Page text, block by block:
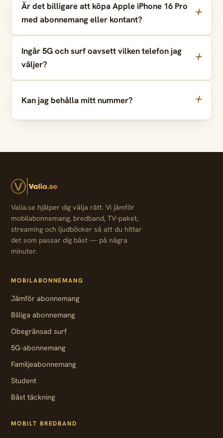
Är det billigare att köpa Apple iPhone 16 Pro
med abonnemang eller kontant?
Ingår 5G och surf oavsett vilken telefon jag
väljer?
Kan jag behålla mitt nummer?
Valia.se hjälper dig välja rätt. Vi jämför
mobilabonnemang, bredband, TV-paket,
streaming och ljudböcker så att du hittar
det som passar dig bäst — på några
minuter.
MOBILABONNEMANG
Jämför abonnemang
Billiga abonnemang
Obegränsad surf
5G-abonnemang
Familjeabonnemang
Student
Bäst täckning
MOBILT BREDBAND